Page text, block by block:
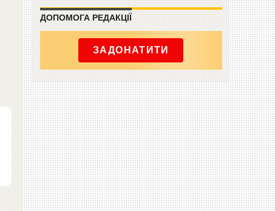
ДОПОМОГА РЕДАКЦІЇ
ЗАДОНАТИТИ